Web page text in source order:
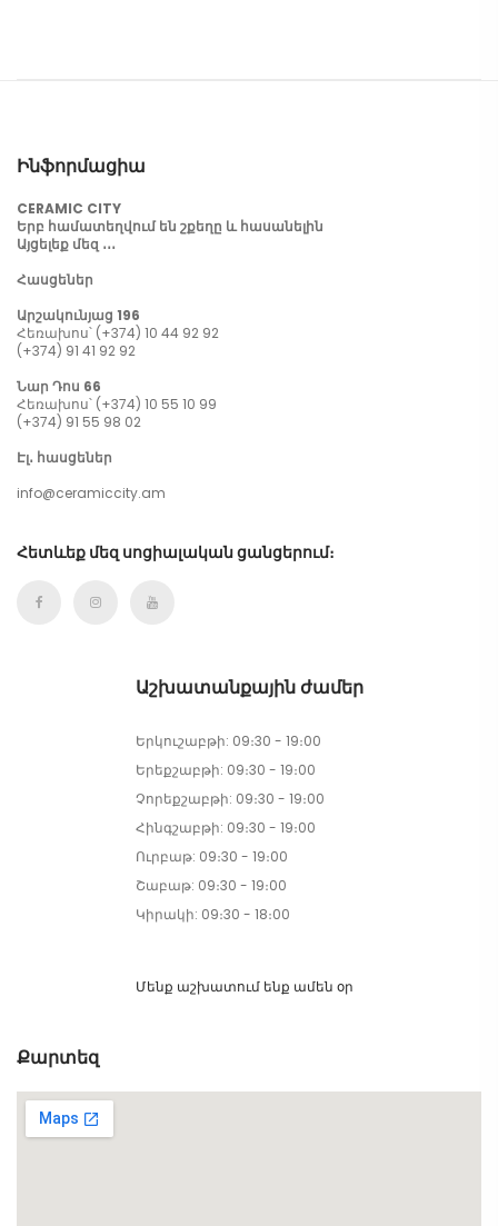
Ինֆորմացիա
CERAMIC CITY
Երբ համատեղվում են շքեղը և հասանելին
Այցելեք մեզ ․․․
Հասցեներ
Արշակունյաց 196
Հեռախոս՝ (+374) 10 44 92 92
(+374) 91 41 92 92
Նար Դոս 66
Հեռախոս՝ (+374) 10 55 10 99
(+374) 91 55 98 02
Էլ․ հասցեներ
info@ceramiccity.am
Հետևեք մեզ սոցիալական ցանցերում։
Աշխատանքային ժամեր
Երկուշաբթի: 09։30 - 19։00
Երեքշաբթի: 09։30 - 19։00
Չորեքշաբթի: 09։30 - 19։00
Հինգշաբթի: 09։30 - 19։00
Ուրբաթ: 09։30 - 19։00
Շաբաթ: 09։30 - 19։00
Կիրակի: 09։30 - 18։00
Մենք աշխատում ենք ամեն օր
Քարտեզ